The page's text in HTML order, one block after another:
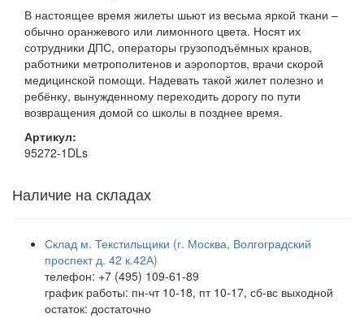
В настоящее время жилеты шьют из весьма яркой ткани –
обычно оранжевого или лимонного цвета. Носят их
сотрудники ДПС, операторы грузоподъёмных кранов,
работники метрополитенов и аэропортов, врачи скорой
медицинской помощи. Надевать такой жилет полезно и
ребёнку, вынужденному переходить дорогу по пути
возвращения домой со школы в позднее время.
Артикул:
95272-1DLs
Наличие на складах
Склад м. Текстильщики (г. Москва, Волгоградский
проспект д. 42 к.42А)
телефон: +7 (495) 109-61-89
график работы: пн-чт 10-18, пт 10-17, сб-вс выходной
остаток: достаточно